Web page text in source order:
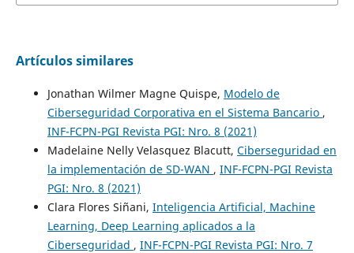
Artículos similares
Jonathan Wilmer Magne Quispe, Modelo de
Ciberseguridad Corporativa en el Sistema Bancario ,
INF-FCPN-PGI Revista PGI: Nro. 8 (2021)
Madelaine Nelly Velasquez Blacutt, Ciberseguridad en
la implementación de SD-WAN , INF-FCPN-PGI Revista
PGI: Nro. 8 (2021)
Clara Flores Siñani, Inteligencia Artificial, Machine
Learning, Deep Learning aplicados a la
Ciberseguridad , INF-FCPN-PGI Revista PGI: Nro. 7